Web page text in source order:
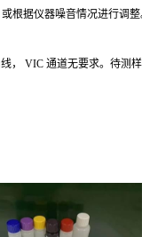
根据仪器噪音情况进行调整
， VIC通道无要求。待测